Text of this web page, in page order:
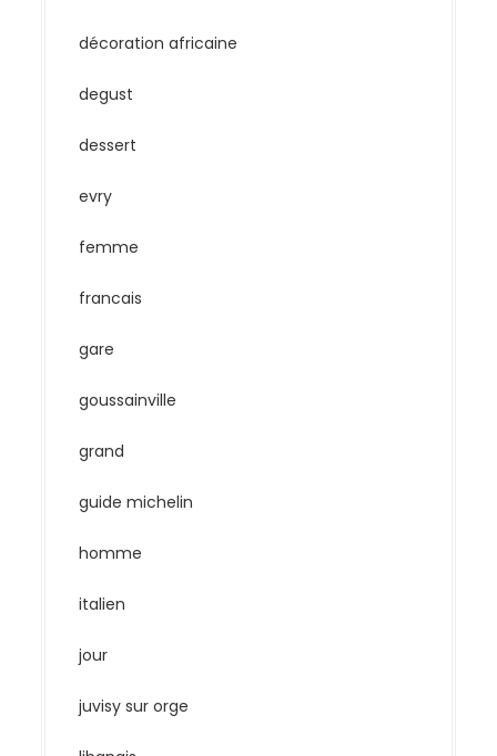
décoration africaine
degust
dessert
evry
femme
francais
gare
goussainville
grand
guide michelin
homme
italien
jour
juvisy sur orge